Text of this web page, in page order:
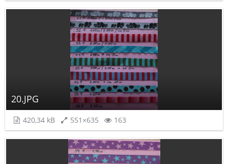
20.JPG
420,34 kB 551×635 163